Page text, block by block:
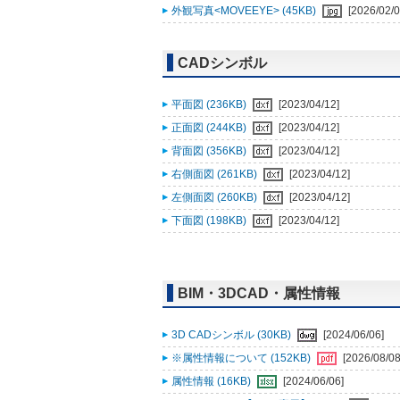
外観写真<MOVEEYE> (45KB)
[2026/02/
CADシンボル
平面図 (236KB)
[2023/04/12]
正面図 (244KB)
[2023/04/12]
背面図 (356KB)
[2023/04/12]
右側面図 (261KB)
[2023/04/12]
左側面図 (260KB)
[2023/04/12]
下面図 (198KB)
[2023/04/12]
BIM・3DCAD・属性情報
3D CADシンボル (30KB)
[2024/06/06]
※属性情報について (152KB)
[2026/08/
属性情報 (16KB)
[2024/06/06]